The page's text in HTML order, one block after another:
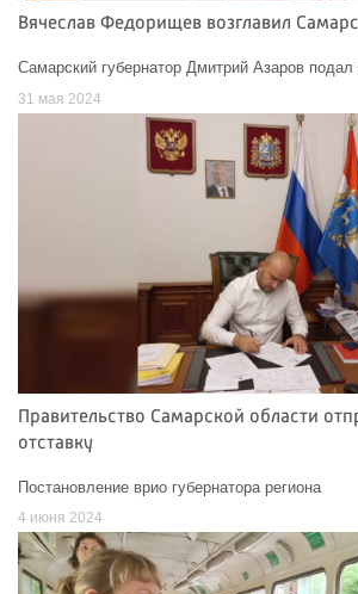
Вячеслав Федорищев возглавил
Самарский губернатор Дмитрий Азаров подал
31 мая 2024
Правительство Самарской области
отставку
Постановление врио губернатора региона
4 июня 2024